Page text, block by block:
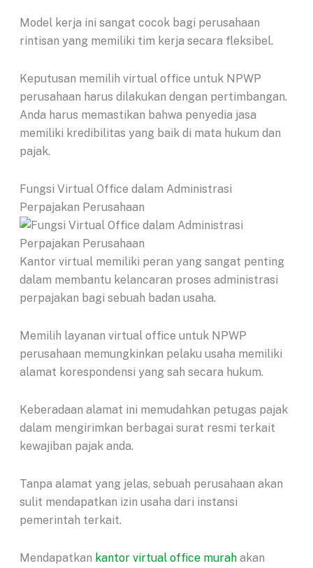
Model kerja ini sangat cocok bagi perusahaan
rintisan yang memiliki tim kerja secara fleksibel.
Keputusan memilih virtual office untuk NPWP
perusahaan harus dilakukan dengan pertimbangan.
Anda harus memastikan bahwa penyedia jasa
memiliki kredibilitas yang baik di mata hukum dan
pajak.
Fungsi Virtual Office dalam Administrasi
Perpajakan Perusahaan
Kantor virtual memiliki peran yang sangat penting
dalam membantu kelancaran proses administrasi
perpajakan bagi sebuah badan usaha.
Memilih layanan virtual office untuk NPWP
perusahaan memungkinkan pelaku usaha memiliki
alamat korespondensi yang sah secara hukum.
Keberadaan alamat ini memudahkan petugas pajak
dalam mengirimkan berbagai surat resmi terkait
kewajiban pajak anda.
Tanpa alamat yang jelas, sebuah perusahaan akan
sulit mendapatkan izin usaha dari instansi
pemerintah terkait.
Mendapatkan kantor virtual office murahakan